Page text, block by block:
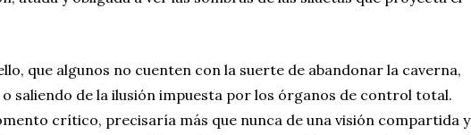
que algunos no cuenten con la suerte de abandonar la caverna,
o saliendo de la ilusión impuesta por los órganos de control total.
crítico, precisaría más que nunca de una visión compartida y